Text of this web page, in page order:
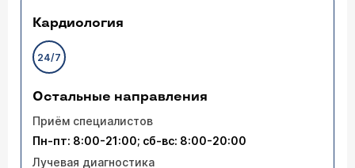
Кардиология
24/7
Остальные направления
Приём специалистов
Пн-пт: 8:00-21:00; сб-вс: 8:00-20:00
Лучевая диагностика